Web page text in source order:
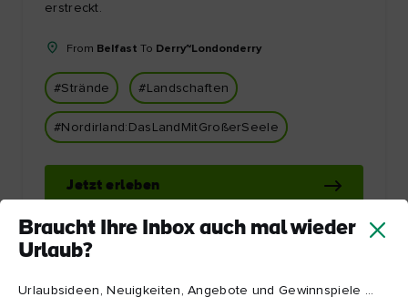
Braucht Ihre Inbox auch mal wieder
Urlaub?
Urlaubsideen, Neuigkeiten, Angebote und Gewinnspiele ...
erstreckt.
From Belfast To Derry~Londonderry
#Strände #Landschaften
#Nordirland:DasLandMitGroßerSeele
Jetzt erleben